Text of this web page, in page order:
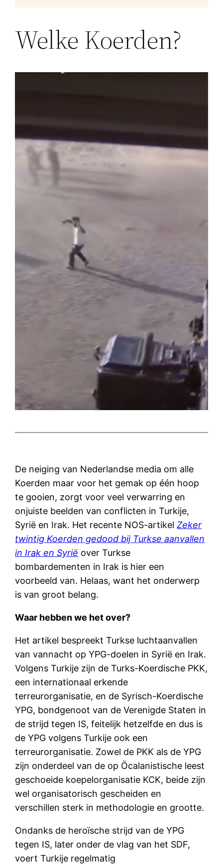
Welke Koerden?
De neiging van Nederlandse media om alle
Koerden maar voor het gemak op één hoop
te gooien, zorgt voor veel verwarring en
onjuiste beelden van conflicten in Turkije,
Syrië en Irak. Het recente NOS-artikelZeker
twintig Koerden gedood bij Turkse aanvallen
in Irak en Syrië over Turkse
bombardementen in Irak is hier een
voorbeeld van. Helaas, want het onderwerp
is van groot belang.
Waar hebben we het over?
Het artikel bespreekt Turkse luchtaanvallen
van vannacht op YPG-doelen in Syrië en Irak.
Volgens Turkije zijn de Turks-Koerdische PKK,
een internationaal erkende
terreurorganisatie, en de Syrisch-Koerdische
YPG, bondgenoot van de Verenigde Staten in
de strijd tegen IS, feitelijk hetzelfde en dus is
de YPG volgens Turkije ook een
terreurorganisatie. Zowel de PKK als de YPG
zijn onderdeel van de op Öcalanistische leest
geschoeide koepelorganisatie KCK, beide zijn
wel organisatorisch gescheiden en
verschillen sterk in methodologie en grootte.
Ondanks de heroïsche strijd van de YPG
tegen IS, later onder de vlag van het SDF,
voert Turkije regelmatig